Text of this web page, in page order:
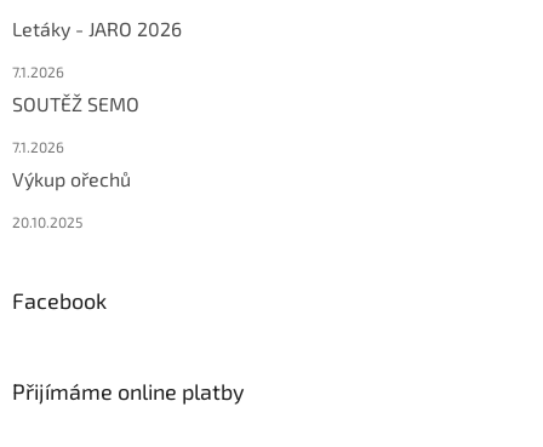
Letáky - JARO 2026
7.1.2026
SOUTĚŽ SEMO
7.1.2026
Výkup ořechů
20.10.2025
Facebook
Přijímáme online platby